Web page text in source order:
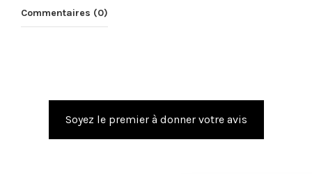
Commentaires (0)
Soyez le premier à donner votre avis